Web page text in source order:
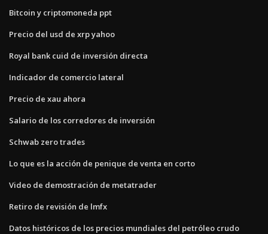
Bitcoin y criptomoneda ppt
Precio del usd de xrp yahoo
Royal bank cuid de inversión directa
Indicador de comercio lateral
Precio de xau ahora
Salario de los corredores de inversión
Schwab zero trades
Lo que es la acción de penique de venta en corto
Video de demostración de metatrader
Retiro de revisión de lmfx
Datos históricos de los precios mundiales del petróleo crudo